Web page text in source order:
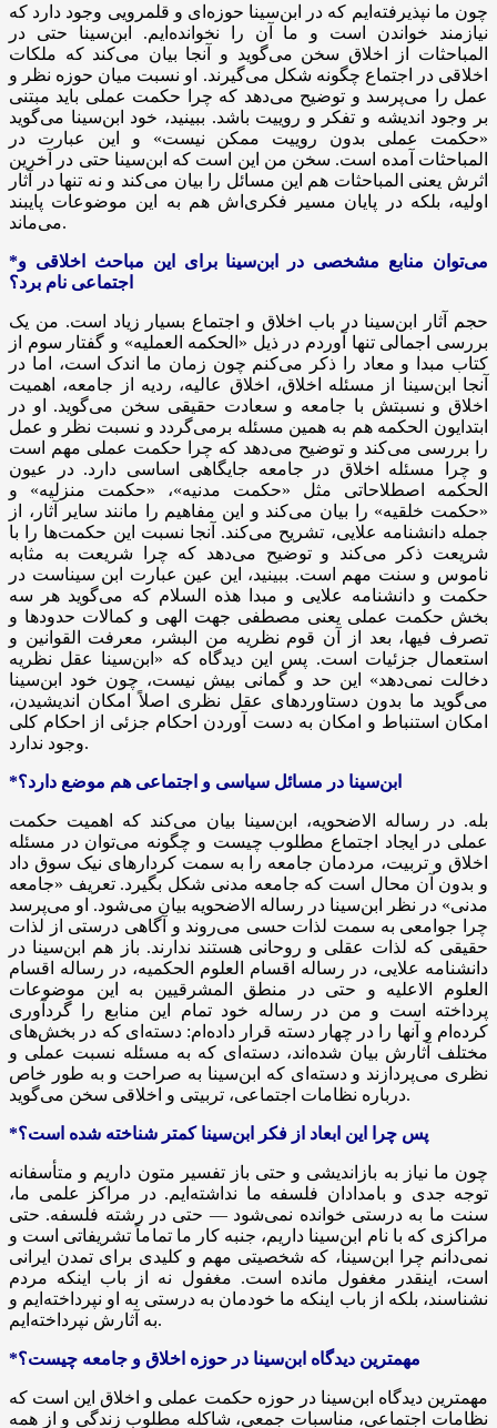
چون ما نپذیرفته‌ایم که در ابن‌سینا حوزه‌ای و قلمرویی وجود دارد که
نیازمند خواندن است و ما آن را نخوانده‌ایم. ابن‌سینا حتی در
المباحثات از اخلاق سخن می‌گوید و آنجا بیان می‌کند که ملکات
اخلاقی در اجتماع چگونه شکل می‌گیرند. او نسبت میان حوزه نظر و
عمل را می‌پرسد و توضیح می‌دهد که چرا حکمت عملی باید مبتنی
بر وجود اندیشه و تفکر و روییت باشد. ببینید، خود ابن‌سینا می‌گوید
«حکمت عملی بدون روییت ممکن نیست» و این عبارت در
المباحثات آمده است. سخن من این است که ابن‌سینا حتی در آخرین
اثرش یعنی المباحثات هم این مسائل را بیان می‌کند و نه تنها در آثار
اولیه، بلکه در پایان مسیر فکری‌اش هم به این موضوعات پایبند
می‌ماند.
*می‌توان منابع مشخصی در ابن‌سینا برای این مباحث اخلاقی و
اجتماعی نام برد؟
حجم آثار ابن‌سینا در باب اخلاق و اجتماع بسیار زیاد است. من یک
بررسی اجمالی تنها آوردم در ذیل «الحکمه العملیه» و گفتار سوم از
کتاب مبدا و معاد را ذکر می‌کنم چون زمان ما اندک است، اما در
آنجا ابن‌سینا از مسئله اخلاق، اخلاق عالیه، ردیه از جامعه، اهمیت
اخلاق و نسبتش با جامعه و سعادت حقیقی سخن می‌گوید. او در
ابتدایون الحکمه هم به همین مسئله برمی‌گردد و نسبت نظر و عمل
را بررسی می‌کند و توضیح می‌دهد که چرا حکمت عملی مهم است
و چرا مسئله اخلاق در جامعه جایگاهی اساسی دارد. در عیون
الحکمه اصطلاحاتی مثل «حکمت مدنیه»، «حکمت منزلیه» و
«حکمت خلقیه» را بیان می‌کند و این مفاهیم را مانند سایر آثار، از
جمله دانشنامه علایی، تشریح می‌کند. آنجا نسبت این حکمت‌ها را با
شریعت ذکر می‌کند و توضیح می‌دهد که چرا شریعت به مثابه
ناموس و سنت مهم است. ببینید، این عین عبارت ابن سیناست در
حکمت و دانشنامه علایی و مبدا هذه السلام که می‌گوید هر سه
بخش حکمت عملی یعنی مصطفی جهت الهی و کمالات حدودها و
تصرف فیها، بعد از آن قوم نظریه من
البشر ، معرفت القوانین و
استعمال جزئیات است. پس این دیدگاه که «ابن‌سینا عقل نظریه
دخالت نمی‌دهد» این حد و گمانی بیش نیست، چون خود ابن‌سینا
می‌گوید ما بدون دستاوردهای عقل نظری اصلاً امکان اندیشیدن،
امکان استنباط و امکان به دست آوردن احکام جزئی از احکام کلی
وجود ندارد.
*ابن‌سینا در مسائل سیاسی و اجتماعی هم موضع دارد؟
بله. در رساله الاضحویه، ابن‌سینا بیان می‌کند که اهمیت حکمت
عملی در ایجاد اجتماع مطلوب چیست و چگونه می‌توان در مسئله
اخلاق و تربیت، مردمان جامعه را به سمت کردارهای نیک سوق داد
و بدون آن محال است که جامعه مدنی شکل بگیرد. تعریف «جامعه
مدنی» در نظر ابن‌سینا در رساله الاضحویه بیان می‌شود. او می‌پرسد
چرا جوامعی به سمت لذات حسی می‌روند و آگاهی درستی از لذات
حقیقی که لذات عقلی و روحانی هستند ندارند. باز هم ابن‌سینا در
دانشنامه علایی، در رساله اقسام العلوم الحکمیه، در رساله اقسام
العلوم الاعلیه و حتی در منطق المشرقیین به این موضوعات
پرداخته است و من در رساله خود تمام این منابع را گردآوری
کرده‌ام و آنها را در چهار دسته قرار داده‌ام: دسته‌ای که در بخش‌های
مختلف آثارش بیان شده‌اند، دسته‌ای که به مسئله نسبت عملی و
نظری می‌پردازند و دسته‌ای که ابن‌سینا به صراحت و به طور خاص
درباره نظامات اجتماعی، تربیتی و اخلاقی سخن می‌گوید.
*پس چرا این ابعاد از فکر ابن‌سینا کمتر شناخته شده است؟
چون ما نیاز به بازاندیشی و حتی باز تفسیر متون داریم و متأسفانه
توجه جدی و بامدادان فلسفه ما نداشته‌ایم. در مراکز علمی ما،
سنت ما به درستی خوانده نمی‌شود — حتی در رشته فلسفه. حتی
مراکزی که با نام ابن‌سینا داریم، جنبه کار ما تماماً تشریفاتی است و
نمی‌دانم چرا ابن‌سینا، که شخصیتی مهم و کلیدی برای تمدن ایرانی
است، اینقدر مغفول مانده است. مغفول نه از باب اینکه مردم
نشناسند، بلکه از باب اینکه ما خودمان به درستی به او نپرداخته‌ایم و
به آثارش نپرداخته‌ایم.
*مهمترین دیدگاه ابن‌سینا در حوزه اخلاق و جامعه چیست؟
مهمترین دیدگاه ابن‌سینا در حوزه حکمت عملی و اخلاق این است که
نظامات اجتماعی، مناسبات جمعی، شاکله مطلوب زندگی و از همه